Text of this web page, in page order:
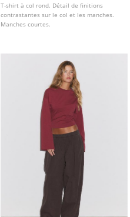
T-shirt à col rond. Détail de finitions
contrastantes sur le col et les manches.
Manches courtes.